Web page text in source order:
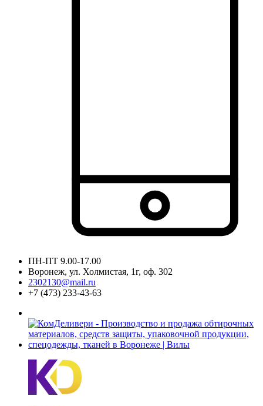
ПН-ПТ 9.00-17.00
Воронеж, ул. Холмистая, 1г, оф. 302
2302130@mail.ru
+7 (473) 233-43-63